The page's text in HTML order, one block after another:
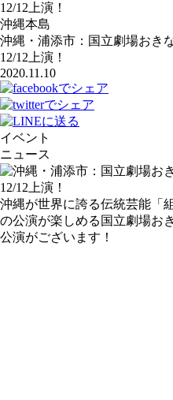
12/12上演！
沖縄本島
沖縄・浦添市：国立劇場おき
12/12上演！
2020.11.10
イベント
ニュース
沖縄が世界に誇る伝統芸能「
の公演が楽しめる国立劇場お
公演がございます！